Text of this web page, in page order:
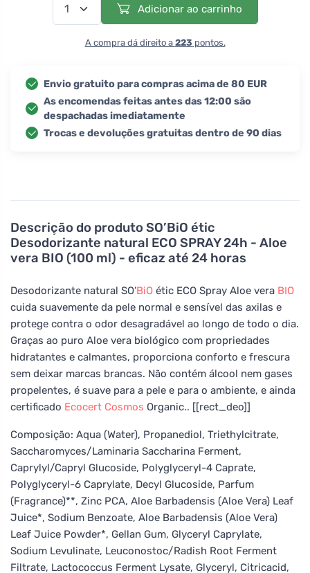
Descrição do produto SO’BiO étic
Desodorizante natural ECO SPRAY 24h - Aloe
vera BIO (100 ml) - eficaz até 24 horas
Desodorizante natural SO’BiO étic ECO Spray Aloe vera BIO
cuida suavemente da pele normal e sensível das axilas e
protege contra o odor desagradável ao longo de todo o dia.
Graças ao puro Aloe vera biológico com propriedades
hidratantes e calmantes, proporciona conforto e frescura
sem deixar marcas brancas. Não contém álcool nem gases
propelentes, é suave para a pele e para o ambiente, e ainda
certificado Ecocert Cosmos Organic.. [[rect_deo]]
Composição: Aqua (Water), Propanediol, Triethylcitrate,
Saccharomyces/Laminaria Saccharina Ferment,
Caprylyl/Capryl Glucoside, Polyglyceryl-4 Caprate,
Polyglyceryl-6 Caprylate, Decyl Glucoside, Parfum
(Fragrance)**, Zinc PCA, Aloe Barbadensis (Aloe Vera) Leaf
Juice*, Sodium Benzoate, Aloe Barbadensis (Aloe Vera)
Leaf Juice Powder*, Gellan Gum, Glyceryl Caprylate,
Sodium Levulinate, Leuconostoc/Radish Root Ferment
Filtrate, Lactococcus Ferment Lysate, Glyceryl, Citricacid,
Adicionar ao carrinho
A compra dá direito a 223 pontos.
Envio gratuito para compras acima de 80 EUR
As encomendas feitas antes das 12:00 são
despachadas imediatamente
Trocas e devoluções gratuitas dentro de 90 dias